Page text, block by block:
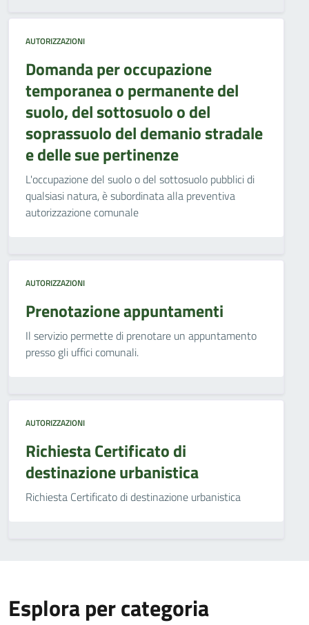
AUTORIZZAZIONI
Domanda per occupazione
temporanea o permanente del
suolo, del sottosuolo o del
soprassuolo del demanio stradale
e delle sue pertinenze
L'occupazione del suolo o del sottosuolo pubblici di
qualsiasi natura, è subordinata alla preventiva
autorizzazione comunale
AUTORIZZAZIONI
Prenotazione appuntamenti
Il servizio permette di prenotare un appuntamento
presso gli uffici comunali.
AUTORIZZAZIONI
Richiesta Certificato di
destinazione urbanistica
Richiesta Certificato di destinazione urbanistica
Esplora per categoria